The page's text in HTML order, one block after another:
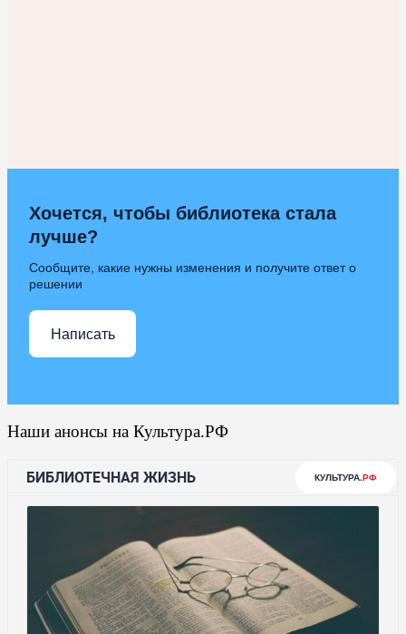
Хочется, чтобы библиотека стала
лучше?
Сообщите, какие нужны изменения и получите ответ о
решении
Написать
Наши анонсы на Культура.РФ